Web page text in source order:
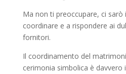
Ma non ti preoccupare, ci
coordinare e a rispondere ai
fornitori.
Il coordinamento del
cerimonia simbolica è